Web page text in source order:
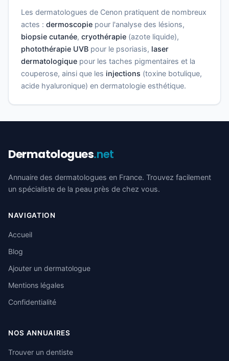
Les dermatologues de Cenon pratiquent de nombreux
actes : dermoscopie pour l'analyse des lésions,
biopsie cutanée, cryothérapie (azote liquide),
photothérapie UVB pour le psoriasis, laser
dermatologique pour les taches pigmentaires et la
couperose, ainsi que les injections (toxine botulique,
acide hyaluronique) en dermatologie esthétique.
Dermatologues.net
Annuaire des dermatologues en France. Trouvez facilement
un spécialiste de la peau près de chez vous.
NAVIGATION
Accueil
Blog
Ajouter un dermatologue
Mentions légales
Confidentialité
NOS ANNUAIRES
Trouver un dentiste